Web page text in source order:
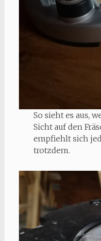
So sieht es aus,
Sicht auf den
empfiehlt sich
trotzdem.